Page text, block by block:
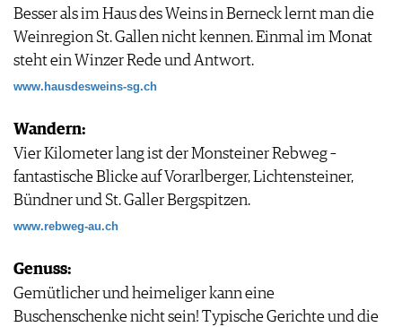
Besser als im Haus des Weins in Berneck lernt man die
Weinregion St. Gallen nicht kennen. Einmal im Monat
steht ein Winzer Rede und Antwort.
www.hausdesweins-sg.ch
Wandern:
Vier Kilometer lang ist der Monsteiner Rebweg –
fantastische Blicke auf Vorarlberger, Lichtensteiner,
Bündner und St. Galler Bergspitzen.
www.rebweg-au.ch
Genuss:
Gemütlicher und heimeliger kann eine
Buschenschenke nicht sein! Typische Gerichte und die